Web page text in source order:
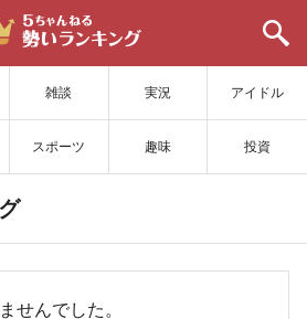
雑談 実況 アイドル
スポーツ 趣味 投資
サイトを更新
せんでした。